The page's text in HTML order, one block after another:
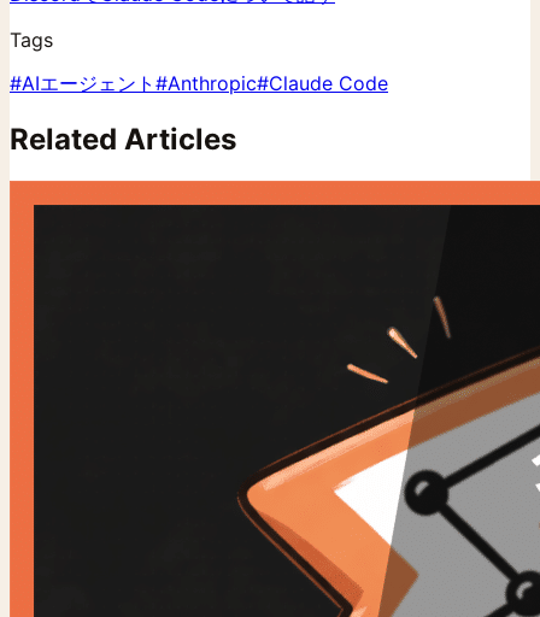
Tags
#AIエージェント #Anthropic#Claude Code
Related Articles